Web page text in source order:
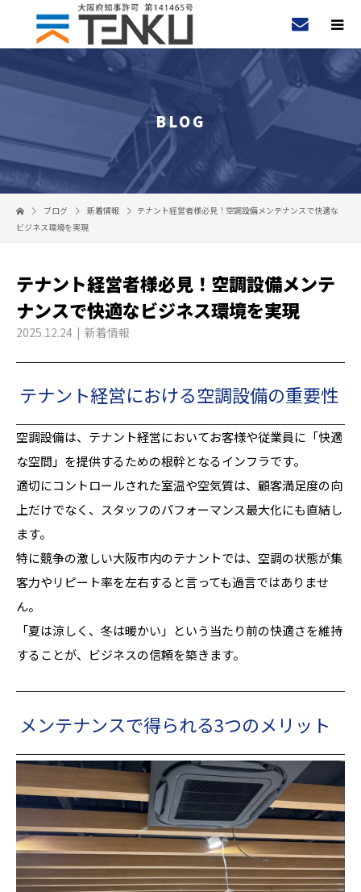
BLOG
ブログ 新着情報
テナント経営者様必見！空調設備メンテナンスで快適な
ビジネス環境を実現
テナント経営者様必見！空調設備メンテ
ナンスで快適なビジネス環境を実現
2025.12.24 新着情報
テナント経営における空調設備の重要性
空調設備は、テナント経営においてお客様や従業員に「快適
な空間」を提供するための根幹となるインフラです。
適切にコントロールされた室温や空気質は、顧客満足度の向
上だけでなく、スタッフのパフォーマンス最大化にも直結し
ます。
特に競争の激しい大阪市内のテナントでは、空調の状態が集
客力やリピート率を左右すると言っても過言ではありませ
ん。
「夏は涼しく、冬は暖かい」という当たり前の快適さを維持
することが、ビジネスの信頼を築きます。
メンテナンスで得られる3つのメリット